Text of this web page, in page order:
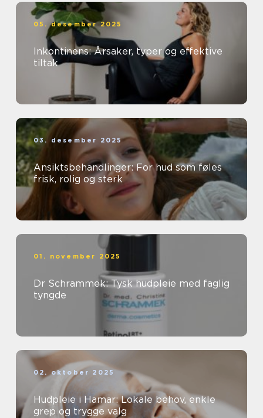
05. desember 2025
Inkontinens: Årsaker, typer og effektive
tiltak
03. desember 2025
Ansiktsbehandlinger: For hud som føles
frisk, rolig og sterk
01. november 2025
Dr Schrammek: Tysk hudpleie med faglig
tyngde
02. oktober 2025
Hudpleie i Hamar: Lokale behov, enkle
grep og trygge valg